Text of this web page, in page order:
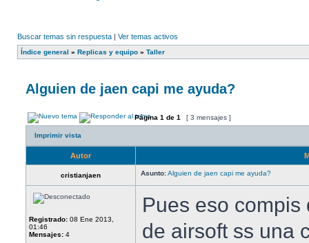
Buscar temas sin respuesta | Ver temas activos
Índice general » Replicas y equipo » Taller
Alguien de jaen capi me ayuda?
Página 1 de 1 [ 3 mensajes ]
Imprimir vista
Autor
cristianjaen Asunto:Alguien de jaen capi me ayuda?
Registrado: 08 Ene 2013,
01:46
Mensajes: 4
Pues eso
de airsoft ss una